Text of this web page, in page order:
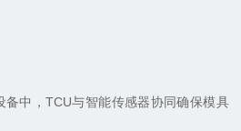
中，TCU与智能传感器协同确保模具